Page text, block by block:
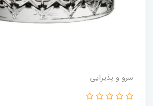
سرو و پذیرایی